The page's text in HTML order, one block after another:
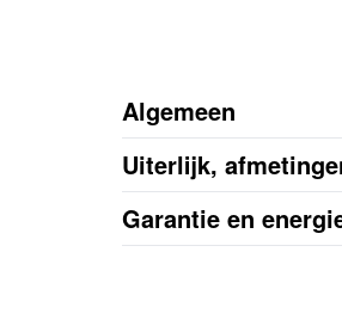
Algemeen
Uiterlijk,
Garantie en